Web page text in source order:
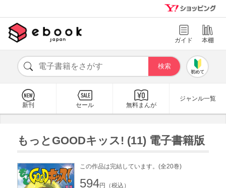
ガイド 本棚
初めて
新刊 セール 無料まんが
ジャンル一覧
もっとGOODキッス! (11) 電子書籍版
この作品は完結しています。(全20巻)
594円（税込）